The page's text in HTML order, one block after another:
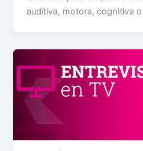
auditiva, motora, cognitiva